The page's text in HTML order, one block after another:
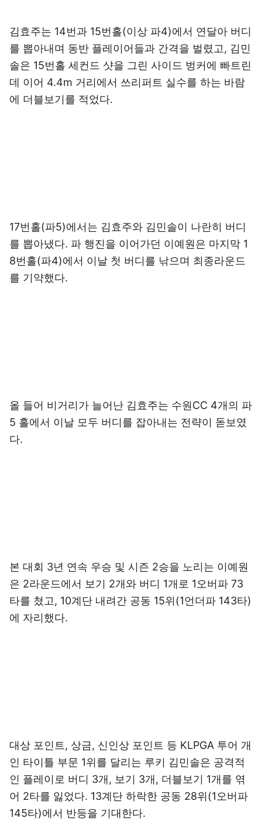
김효주는 14번과 15번홀(이상 파4)에서 연달아 버디
를 뽑아내며 동반 플레이어들과 간격을 벌렸고, 김민
솔은 15번홀 세컨드 샷을 그린 사이드 벙커에 빠트린
데 이어 4.4m 거리에서 쓰리퍼트 실수를 하는 바람
에 더블보기를 적었다.
17번홀(파5)에서는 김효주와 김민솔이 나란히 버디
를 뽑아냈다. 파 행진을 이어가던 이예원은 마지막 1
8번홀(파4)에서 이날 첫 버디를 낚으며 최종라운드
를 기약했다.
올 들어 비거리가 늘어난 김효주는 수원CC 4개의 파
5 홀에서 이날 모두 버디를 잡아내는 전략이 돋보였
다.
본 대회 3년 연속 우승 및 시즌 2승을 노리는 이예원
은 2라운드에서 보기 2개와 버디 1개로 1오버파 73
타를 쳤고, 10계단 내려간 공동 15위(1언더파 143타)
에 자리했다.
대상 포인트, 상금, 신인상 포인트 등 KLPGA 투어 개
인 타이틀 부문 1위를 달리는 루키 김민솔은 공격적
인 플레이로 버디 3개, 보기 3개, 더블보기 1개를 엮
어 2타를 잃었다. 13계단 하락한 공동 28위(1오버파
145타)에서 반등을 기대한다.